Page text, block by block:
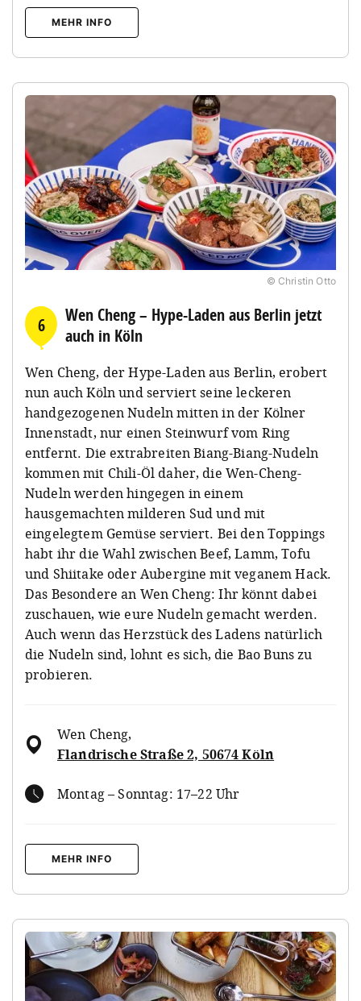
MEHR INFO
© Christin Otto
6
Wen Cheng – Hype-Laden aus Berlin jetzt
auch in Köln
Wen Cheng, der Hype-Laden aus Berlin, erobert
nun auch Köln und serviert seine leckeren
handgezogenen Nudeln mitten in der Kölner
Innenstadt, nur einen Steinwurf vom Ring
entfernt. Die extrabreiten Biang-Biang-Nudeln
kommen mit Chili-Öl daher, die Wen-Cheng-
Nudeln werden hingegen in einem
hausgemachten milderen Sud und mit
eingelegtem Gemüse serviert. Bei den Toppings
habt ihr die Wahl zwischen Beef, Lamm, Tofu
und Shiitake oder Aubergine mit veganem Hack.
Das Besondere an Wen Cheng: Ihr könnt dabei
zuschauen, wie eure Nudeln gemacht werden.
Auch wenn das Herzstück des Ladens natürlich
die Nudeln sind, lohnt es sich, die Bao Buns zu
probieren.
Wen Cheng,
Flandrische Straße 2, 50674 Köln
Montag – Sonntag: 17–22 Uhr
MEHR INFO